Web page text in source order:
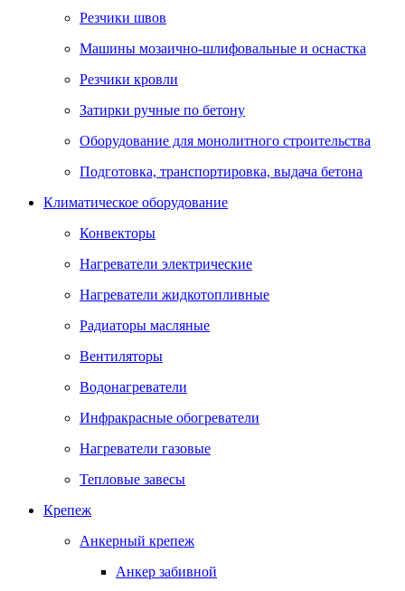
Резчики швов
Машины мозаично-шлифовальные и оснастка
Резчики кровли
Затирки ручные по бетону
Оборудование для монолитного строительства
Подготовка, транспортировка, выдача бетона
Климатическое оборудование
Конвекторы
Нагреватели электрические
Нагреватели жидкотопливные
Радиаторы масляные
Вентиляторы
Водонагреватели
Инфракрасные обогреватели
Нагреватели газовые
Тепловые завесы
Крепеж
Анкерный крепеж
Анкер забивной